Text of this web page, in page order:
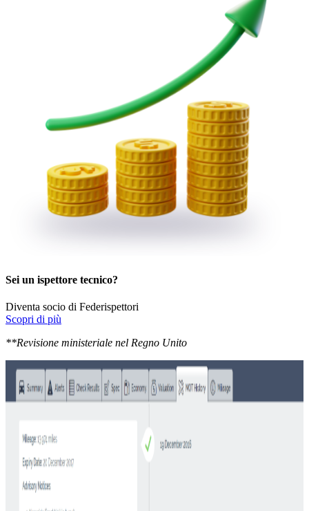
Sei un ispettore tecnico?
Diventa socio di Federispettori
Scopri di più
**Revisione ministeriale nel Regno Unito